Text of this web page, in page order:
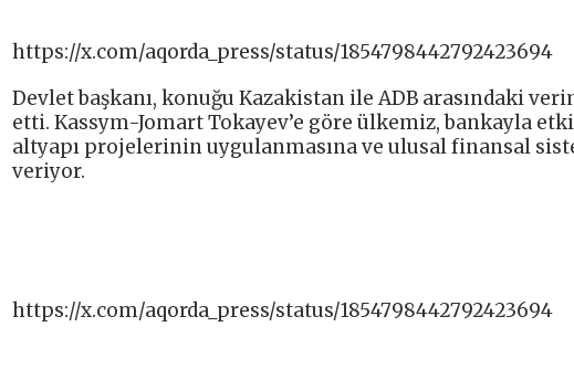
https://x.com/aqorda_press/status/1854798442792423694
Devlet başkanı, konuğu Kazakistan ile ADB arasındaki
etti. Kassym-Jomart Tokayev’e göre ülkemiz, bankayla
altyapı projelerinin uygulanmasına ve ulusal finansal
veriyor.
https://x.com/aqorda_press/status/1854798442792423694